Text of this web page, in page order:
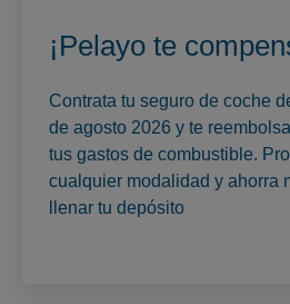
¡Pelayo te
Contrata tu seguro de coche
de agosto 2026 y te
tus gastos de combustible.
cualquier modalidad y ahorra
llenar tu depósito